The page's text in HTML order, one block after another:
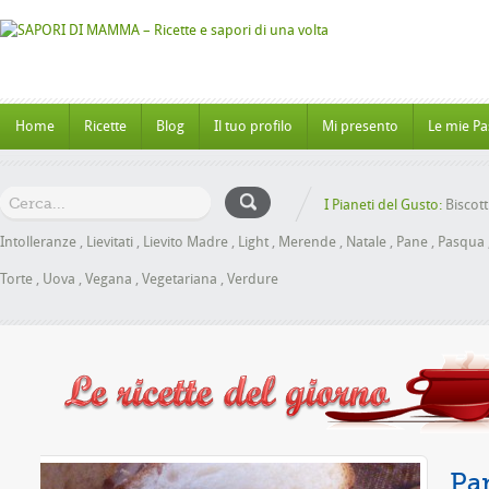
Home Ricette Blog Il tuo profilo Mi presento Le mie
I Pianeti del Gusto:
Intolleranze , Lievitati , Lievito Madre , Light , Merende , Natale , Pane , Pasqua
Torte , Uova , Vegana , Vegetariana , Verdure
senza